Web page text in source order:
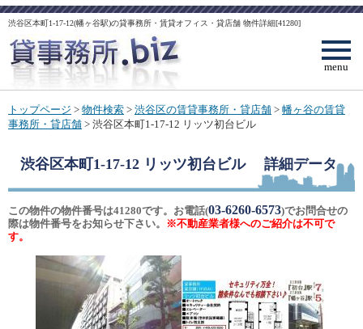
渋谷区本町1-17-12(幡ヶ谷駅)の貸事務所・賃貸オフィス・貸店舗 物件詳細[41280]
menu
トップページ > 物件検索 > 渋谷区の賃貸事務所・貸店舗 > 幡ヶ谷の賃貸
事務所・貸店舗 > 渋谷区本町1-17-12 リッツ初台ビル
渋谷区本町1-17-12 リッツ初台ビル 詳細データ
この物件の物件番号は41280です。お電話(03-6260-6573)でお問合せの
際は物件番号をお知らせ下さい。
※不動産業者様へのご紹介は不可で
す。